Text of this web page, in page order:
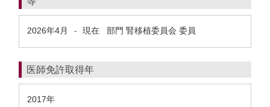
2026年4月 - 現在 部門 腎移植委員会 委員
医師免許取得年
2017年